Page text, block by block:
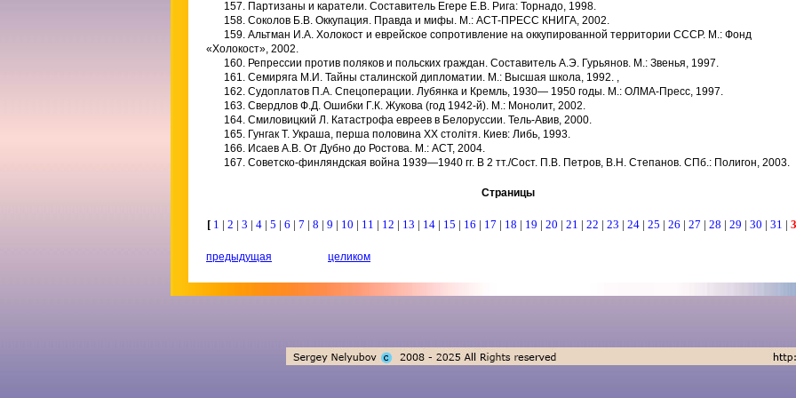
157. Партизаны и каратели. Составитель Егере Е.В. Рига: Торнадо, 1998.
158. Соколов Б.В. Оккупация. Правда и мифы. М.: АСТ-ПРЕСС КНИГА, 2002.
159. Альтман И.А. Холокост и еврейское сопротивление на оккупированной территории СССР. М.: Фонд
«Холокост», 2002.
160. Репрессии против поляков и польских граждан. Составитель А.Э. Гурьянов. М.: Звенья, 1997.
161. Семиряга М.И. Тайны сталинской дипломатии. М.: Высшая школа, 1992. ,
162. Судоплатов П.А. Спецоперации. Лубянка и Кремль, 1930— 1950 годы. М.: ОЛМА-Пресс, 1997.
163. Свердлов Ф.Д. Ошибки Г.К. Жукова (год 1942-й). М.: Монолит, 2002.
164. Смиловицкий Л. Катастрофа евреев в Белоруссии. Тель-Авив, 2000.
165. Гунгак Т. Украша, перша половина XX столiтя. Киев: Либь, 1993.
166. Исаев А.В. От Дубно до Ростова. М.: ACT, 2004.
167. Советско-финляндская война 1939—1940 гг. В 2 тт./Сост. П.В. Петров, В.Н. Степанов. СПб.: Полигон, 2003.
Страницы
[ 1 | 2 | 3 | 4 | 5 | 6 | 7 | 8 | 9 | 10 | 11 | 12 | 13 | 14 | 15 | 16 | 17 | 18 | 19 | 20 | 21 | 22 | 23 | 24 | 25 | 26 | 27 | 28 | 29 | 30 | 31 |
предыдущая целиком